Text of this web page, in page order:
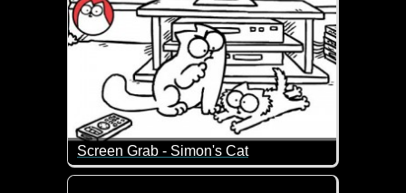
Screen Grab - Simon's Cat
Irgendetwas stellt Simon's Cat immer an. Am